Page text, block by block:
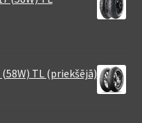
TL (priekšējā)